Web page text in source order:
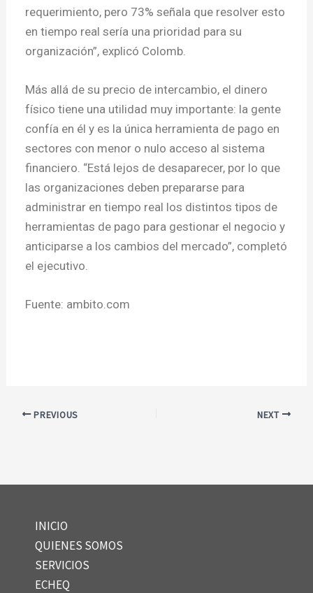
requerimiento, pero 73% señala que resolver esto
en tiempo real sería una prioridad para su
organización”, explicó Colomb.
Más allá de su precio de intercambio, el dinero
físico tiene una utilidad muy importante: la gente
confía en él y es la única herramienta de pago en
sectores con menor o nulo acceso al sistema
financiero. “Está lejos de desaparecer, por lo que
las organizaciones deben prepararse para
administrar en tiempo real los distintos tipos de
herramientas de pago para gestionar el negocio y
anticiparse a los cambios del mercado”, completó
el ejecutivo.
Fuente: ambito.com
PREVIOUS NEXT
INICIO
QUIENES SOMOS
SERVICIOS
ECHEQ